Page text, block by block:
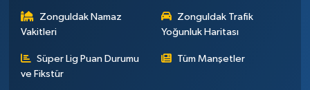
Zonguldak Namaz
Vakitleri
Zonguldak Trafik
Yoğunluk Haritası
Süper Lig Puan Durumu
ve Fikstür
Tüm Manşetler